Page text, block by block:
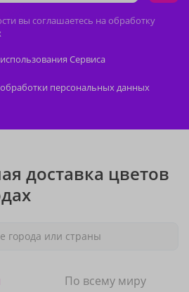
вы соглашаетесь на обработку
Сервиса
персональных данных
доставка цветов
города или страны
По всему миру